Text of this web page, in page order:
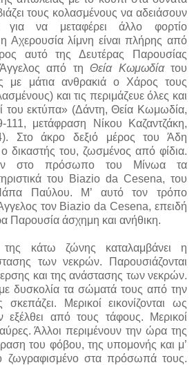
τους κολασμένους να αδειάσουν
να μεταφέρει άλλο φορτίο
Αχερουσία λίμνη είναι πλήρης από
αυτό της Δευτέρας Παρουσίας
από τη Θεία Κωμωδίατου
με μάτια ανθρακιά ο Χάρος τους
και τις περιμάζευε όλες και
του εκτύπα» (Δάντη, Θεία Κωμωδία,
111, μετάφραση Νίκου Καζαντζάκη,
Στο άκρο δεξιό μέρος του Άδη
ο δικαστής του, ζωσμένος από φίδια.
στο πρόσωπο του Μίνωα τα
του Biazio da Cesena, του
Πάπα Παύλου. Μ’ αυτό τον τρόπο
τον Biazio da Cesena, επειδή
Παρουσία άσχημη και ανήθικη.
κάτω ζώνης καταλαμβάνει η
των νεκρών. Παρουσιάζονται
και της ανάστασης των νεκρών.
δυσκολία τα σώματά τους από την
Μερικοί εικονίζονται ως
εξέλθει από τους τάφους. Μερικοί
Άλλοι περιμένουν την ώρα της
του φόβου, της υπομονής και μ’
ζωγραφισμένο στα πρόσωπά τους.